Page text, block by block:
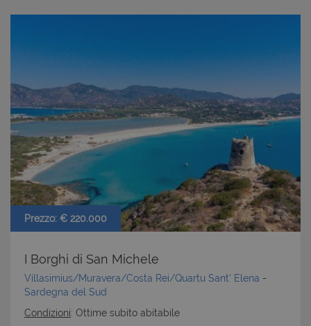
Prezzo: € 220.000
I Borghi di San Michele
Villasimius/Muravera/Costa Rei/Quartu Sant' Elena -
Sardegna del Sud
Condizioni: Ottime subito abitabile